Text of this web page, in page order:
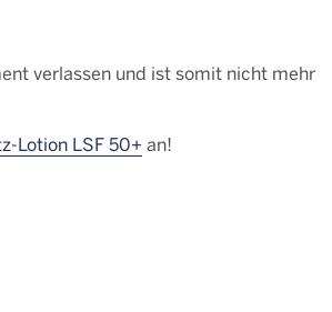
verlassen und ist somit nicht mehr
Lotion LSF 50+an!